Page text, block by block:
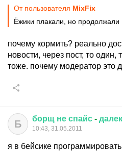
От пользователя MixFix
Ёжики плакали, но продолжали
почему кормить? реально
новости, через пост, то один,
тоже. почему модератор это
Б борщ не спайс -
10:43, 31.05.2011
я в бейсике